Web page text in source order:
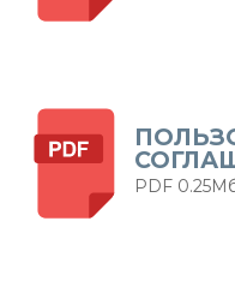
PDF